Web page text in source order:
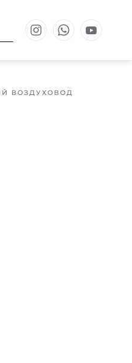
ВОЗДУХОВОД